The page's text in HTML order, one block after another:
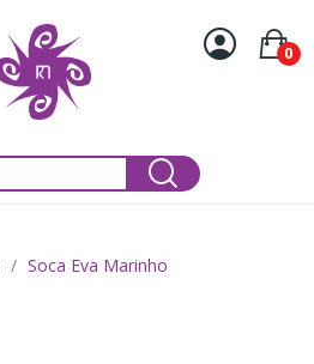
0
Soca Eva Marinho